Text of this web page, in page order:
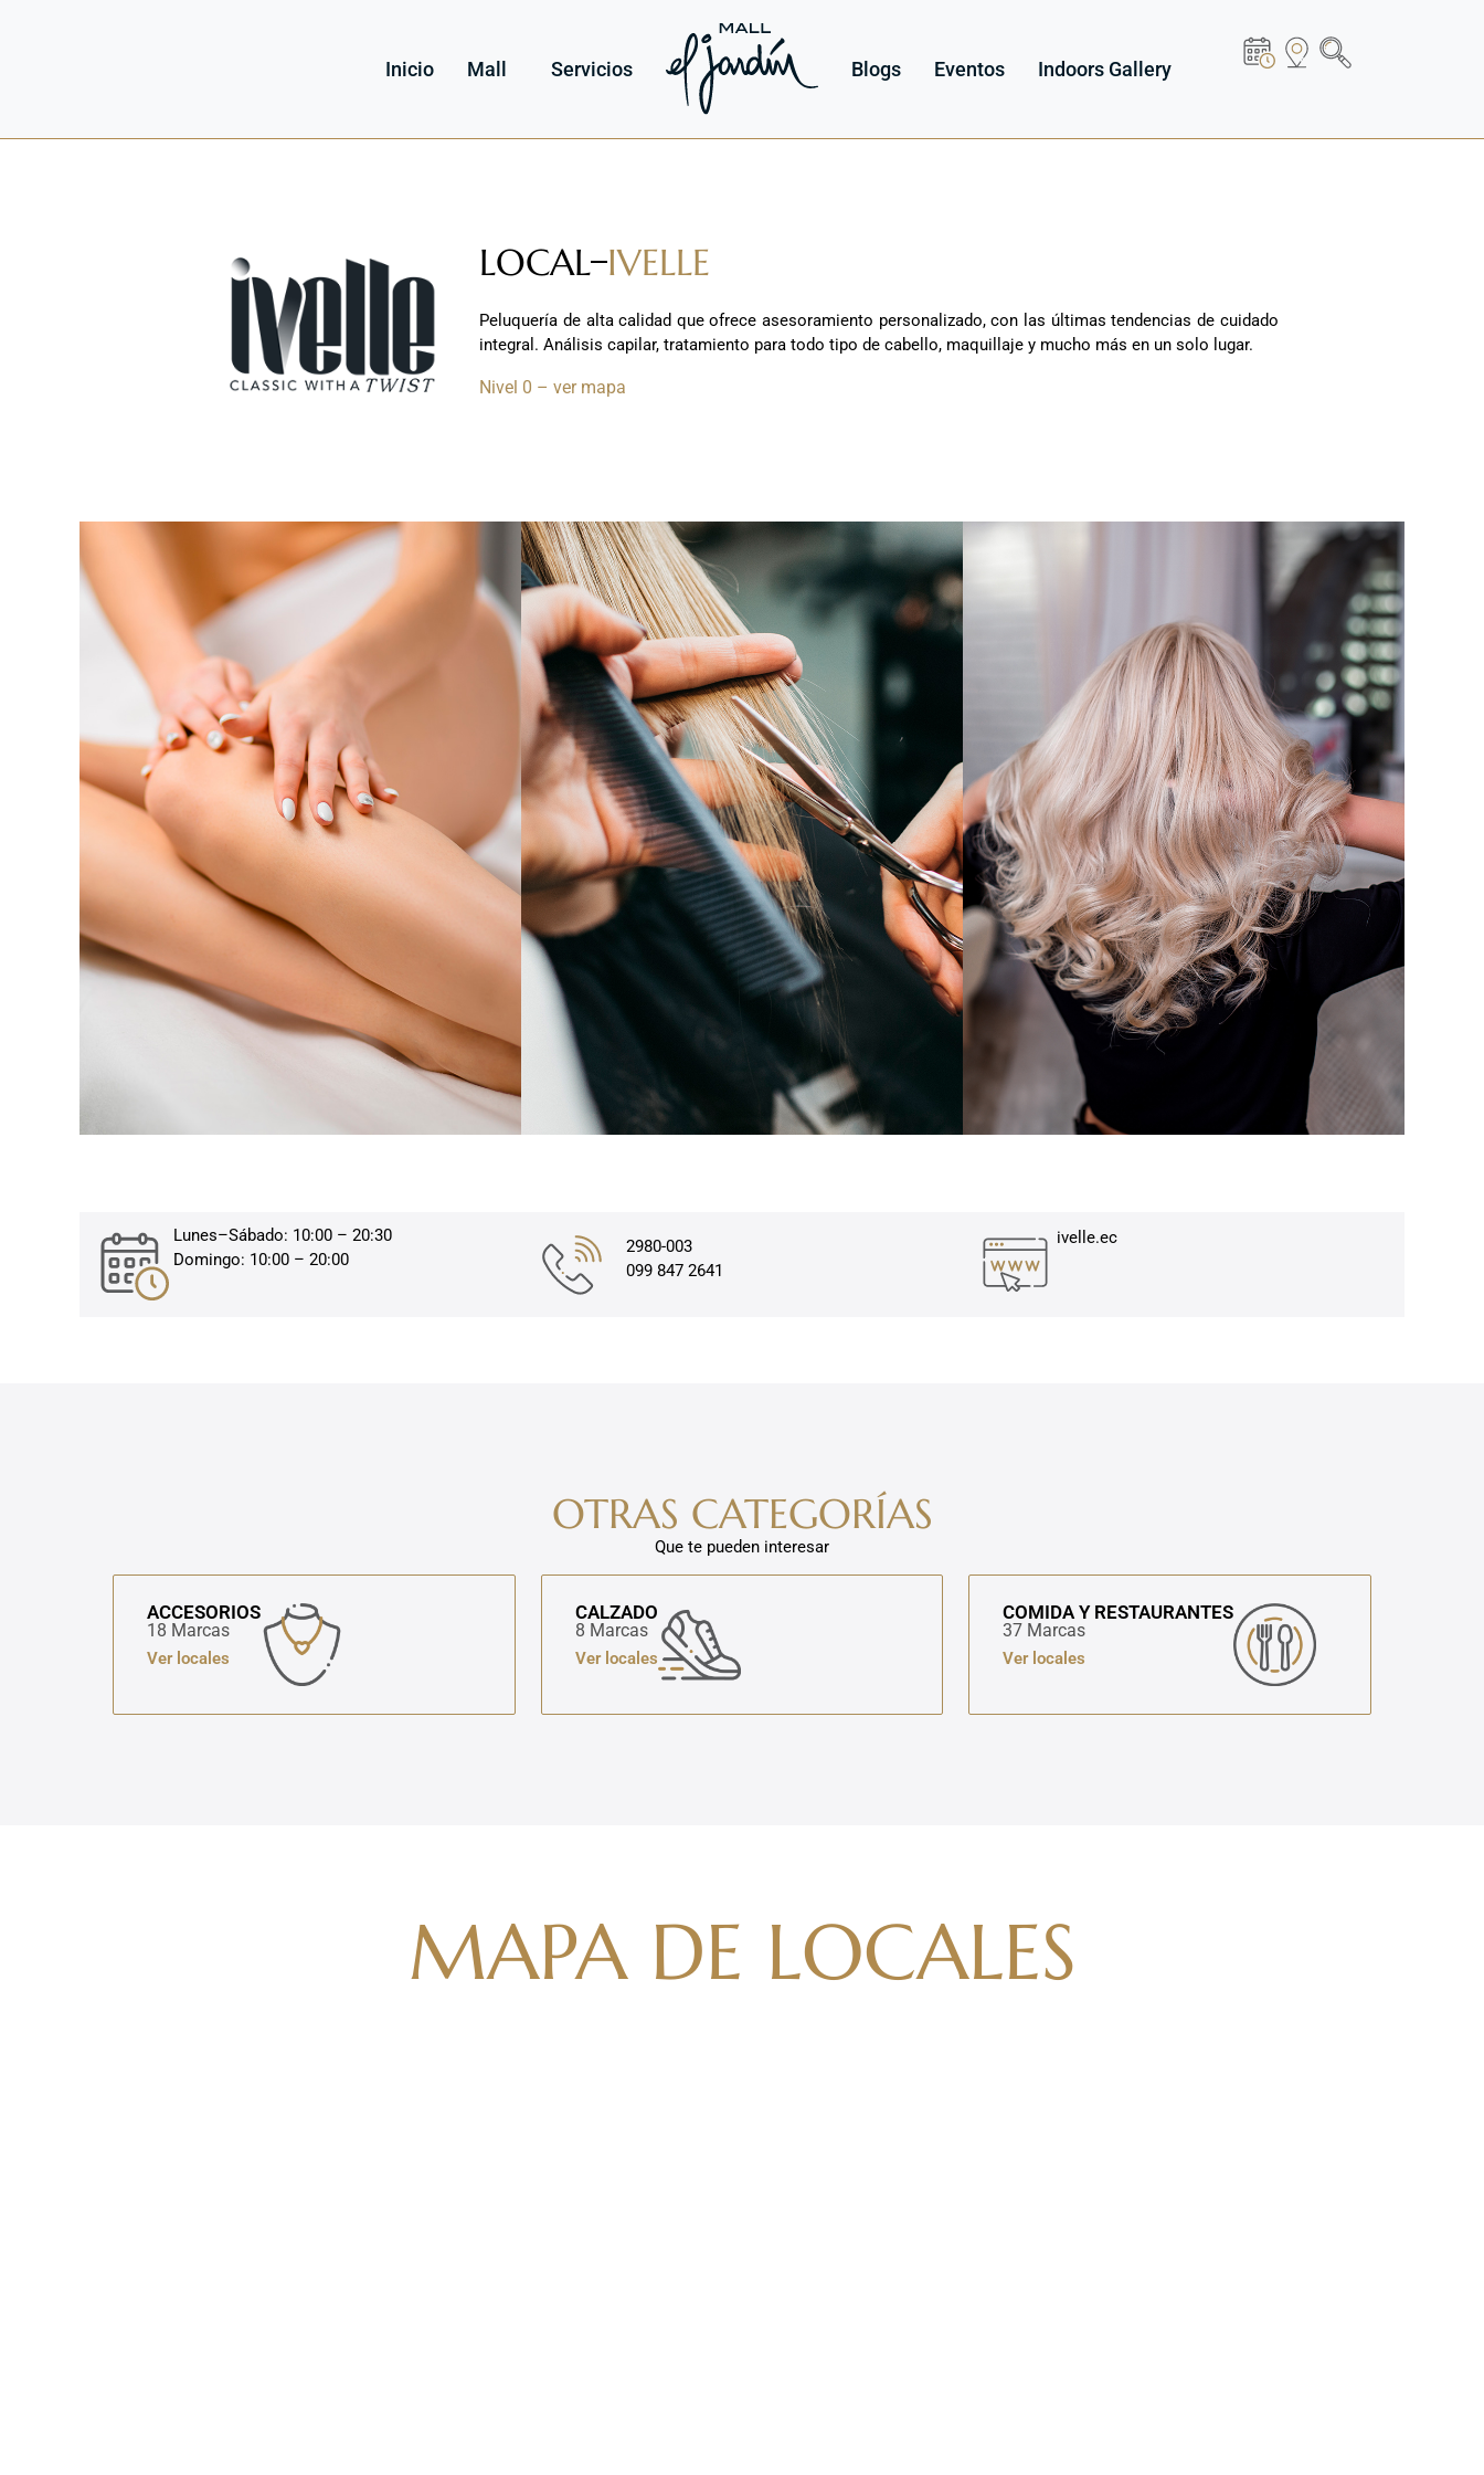
Inicio Mall Servicios Blogs Eventos Indoors Gallery
LOCAL IVELLE
Peluquería de alta calidad que ofrece asesoramiento personalizado, con las últimas tendencias de cuidado
integral. Análisis capilar, tratamiento para todo tipo de cabello, maquillaje y mucho más en un solo lugar.
Nivel 0 – ver mapa
Lunes–Sábado: 10:00 – 20:30
Domingo: 10:00 – 20:00
2980-003
099 847 2641
ivelle.ec
OTRAS CATEGORÍAS
Que te pueden interesar
ACCESORIOS
18 Marcas
Ver locales
CALZADO
8 Marcas
Ver locales
COMIDA Y RESTAURANTES
37 Marcas
Ver locales
MAPA DE LOCALES